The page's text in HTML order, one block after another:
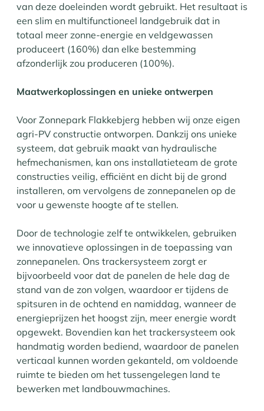
van deze doeleinden wordt gebruikt. Het resultaat is
een slim en multifunctioneel landgebruik dat in
totaal meer zonne-energie en veldgewassen
produceert (160%) dan elke bestemming
afzonderlijk zou produceren (100%).
Maatwerkoplossingen en unieke ontwerpen
Voor Zonnepark Flakkebjerg hebben wij onze eigen
agri-PV constructie ontworpen. Dankzij ons unieke
systeem, dat gebruik maakt van hydraulische
hefmechanismen, kan ons installatieteam de grote
constructies veilig, efficiënt en dicht bij de grond
installeren, om vervolgens de zonnepanelen op de
voor u gewenste hoogte af te stellen.
Door de technologie zelf te ontwikkelen, gebruiken
we innovatieve oplossingen in de toepassing van
zonnepanelen. Ons trackersysteem zorgt er
bijvoorbeeld voor dat de panelen de hele dag de
stand van de zon volgen, waardoor er tijdens de
spitsuren in de ochtend en namiddag, wanneer de
energieprijzen het hoogst zijn, meer energie wordt
opgewekt. Bovendien kan het trackersysteem ook
handmatig worden bediend, waardoor de panelen
verticaal kunnen worden gekanteld, om voldoende
ruimte te bieden om het tussengelegen land te
bewerken met landbouwmachines.